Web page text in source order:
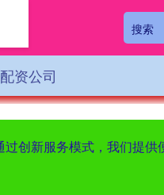
资公司
创新服务模式，我们提